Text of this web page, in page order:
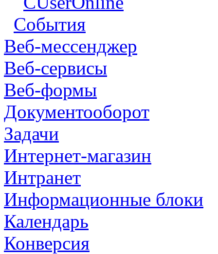
События
Веб-мессенджер
Веб-сервисы
Веб-формы
Документооборот
Задачи
Интернет-магазин
Интранет
Информационные блоки
Календарь
Конверсия